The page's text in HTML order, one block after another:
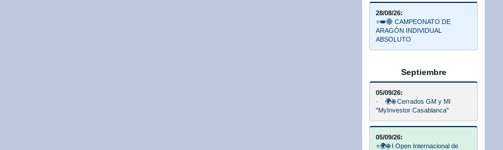
28/08/26:
⭐👑🌐 CAMPEONATO DE
ARAGÓN INDIVIDUAL
ABSOLUTO
Septiembre
05/09/26:
· 🌍🌐 Cerrados GM y MI
"MyInvestor Casablanca"
05/09/26:
⭐🌍🌐 I Open Internacional de